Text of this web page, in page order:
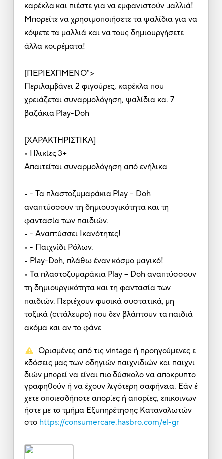
καρέκλα και πιέστε για να εμφανιστούν μαλλιά!
Μπορείτε να χρησιμοποιήσετε τα ψαλίδια για να
κόψετε τα μαλλιά και να τους δημιουργήσετε
άλλα κουρέματα!
[ΠΕΡΙΕΧΠΜΕΝΟ">
Περιλαμβάνει 2 φιγούρες, καρέκλα που
χρειάζεται συναρμολόγηση, ψαλίδια και 7
βαζάκια Play-Doh
[ΧΑΡΑΚΤΗΡΙΣΤΙΚΑ]
• Ηλικίες 3+
Απαιτείται συναρμολόγηση από ενήλικα
• - Τα πλαστοζυμαράκια Play – Doh
αναπτύσσουν τη δημιουργικότητα και τη
φαντασία των παιδιών.
• - Αναπτύσσει Ικανότητες!
• - Παιχνίδι Ρόλων.
• Play-Doh, πλάθω έναν κόσμο μαγικό!
• Τα πλαστοζυμαράκια Play – Doh αναπτύσσουν
τη δημιουργικότητα και τη φαντασία των
παιδιών. Περιέχουν φυσικά συστατικά, μη
τοξικά (σιτάλευρο) που δεν βλάπτουν τα παιδιά
ακόμα και αν το φάνε
Ορισμένες από τις vintage ή προηγούμενες ε
κδόσεις μας των οδηγιών παιχνιδιών και παιχνι
διών μπορεί να είναι πιο δύσκολο να αποκρυπτο
γραφηθούν ή να έχουν λιγότερη σαφήνεια. Εάν έ
χετε οποιεσδήποτε απορίες ή απορίες, επικοινων
ήστε με το τμήμα Εξυπηρέτησης Καταναλωτών
στο https://consumercare.hasbro.com/el-gr